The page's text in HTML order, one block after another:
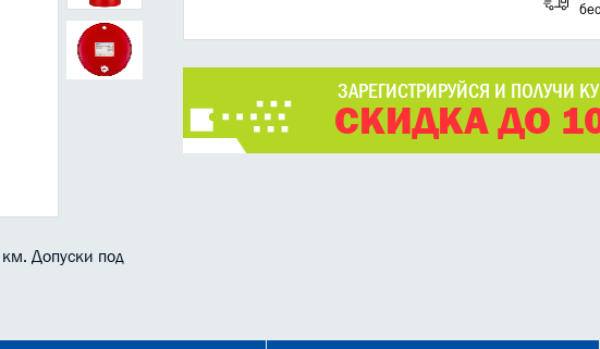
Допуски под
ЗАРЕГИСТРИРУЙСЯ И ПОЛУЧИ
СКИДКА ДО